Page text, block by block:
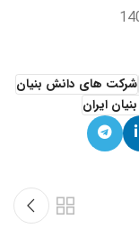
شرکت های دانش بنیان
ایران